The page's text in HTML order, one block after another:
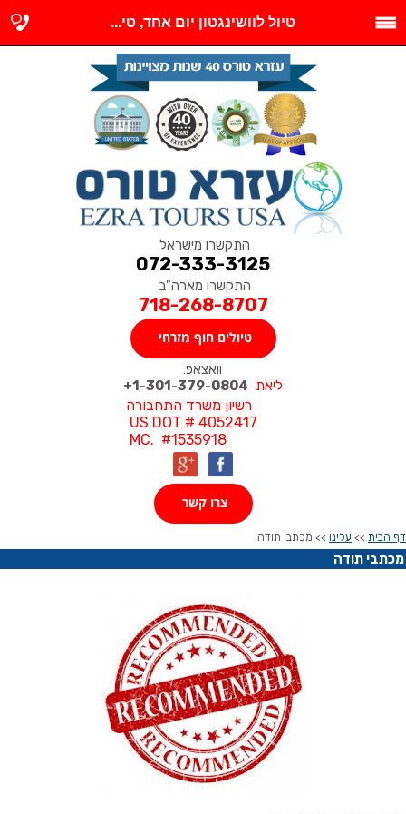
טיול לוושינגטון יום אחד, טי...
התקשרו מישראל
072-333-3125
טיולים חוף מזרחי
רשיון משרד התחבורה
US DOT # 4052417
MC. #1535918
וואצאפ:
ליאת 1-301-379-0804+
צרו קשר
התקשרו מארה"ב
718-268-8707
דף הבית >> עלינו >> מכתבי תודה
מכתבי תודה